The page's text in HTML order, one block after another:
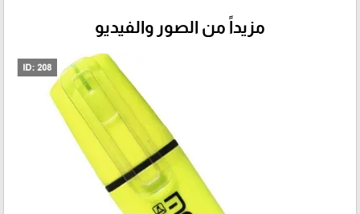
مزيداً من الصور والفيديو